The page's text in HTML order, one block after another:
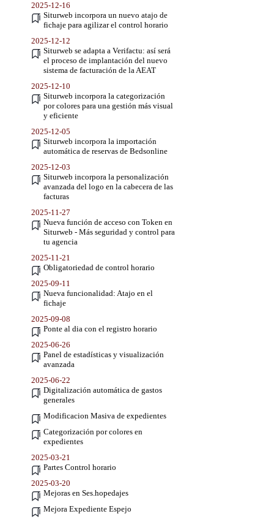
2025-12-16
Siturweb incorpora un nuevo atajo de
fichaje para agilizar el control horario
2025-12-12
Siturweb se adapta a Verifactu: así será
el proceso de implantación del nuevo
sistema de facturación de la AEAT
2025-12-10
Siturweb incorpora la categorización
por colores para una gestión más visual
y eficiente
2025-12-05
Siturweb incorpora la importación
automática de reservas de Bedsonline
2025-12-03
Siturweb incorpora la personalización
avanzada del logo en la cabecera de las
facturas
2025-11-27
Nueva función de acceso con Token en
Siturweb - Más seguridad y control para
tu agencia
2025-11-21
Obligatoriedad de control horario
2025-09-11
Nueva funcionalidad: Atajo en el
fichaje
2025-09-08
Ponte al dia con el registro horario
2025-06-26
Panel de estadísticas y visualización
avanzada
2025-06-22
Digitalización automática de gastos
generales
Modificacion Masiva de expedientes
Categorización por colores en
expedientes
2025-03-21
Partes Control horario
2025-03-20
Mejoras en Ses.hopedajes
Mejora Expediente Espejo